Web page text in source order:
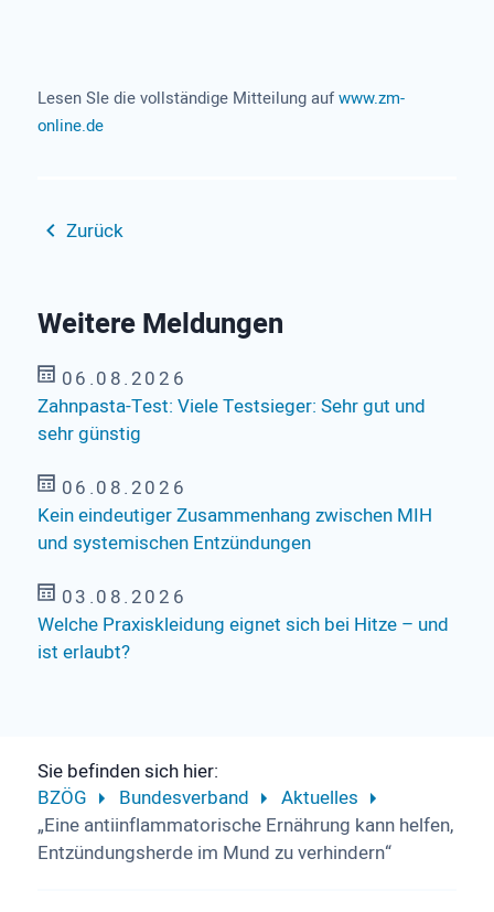
Lesen SIe die vollständige Mitteilung aufwww.zm-
online.de
Zurück
Weitere Meldungen
06.08.2026
Zahnpasta-Test: Viele Testsieger: Sehr gut und
sehr günstig
06.08.2026
Kein eindeutiger Zusammenhang zwischen MIH
und systemischen Entzündungen
03.08.2026
Welche Praxiskleidung eignet sich bei Hitze – und
ist erlaubt?
Sie befinden sich hier:
BZÖG
Bundesverband
Aktuelles
„Eine antiinflammatorische Ernährung kann helfen,
Entzündungsherde im Mund zu verhindern“